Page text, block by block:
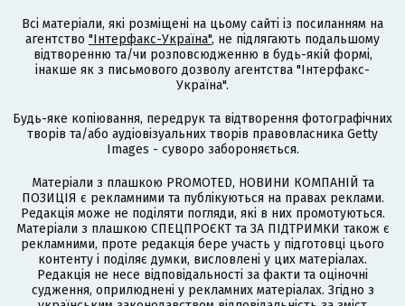
Всі матеріали, які розміщені на цьому сайті із посиланням на
агентство "Інтерфакс-Україна", не підлягають подальшому
відтворенню та/чи розповсюдженню в будь-якій формі,
інакше як з письмового дозволу агентства "Інтерфакс-
Україна".
Будь-яке копіювання, передрук та відтворення фотографічних
творів та/або аудіовізуальних творів правовласника Getty
Images - суворо забороняється.
Матеріали з плашкою PROMOTED, НОВИНИ КОМПАНІЙ та
ПОЗИЦІЯ є рекламними та публікуються на правах реклами.
Редакція може не поділяти погляди, які в них промотуються.
Матеріали з плашкою СПЕЦПРОЄКТ та ЗА ПІДТРИМКИ також є
рекламними, проте редакція бере участь у підготовці цього
контенту і поділяє думки, висловлені у цих матеріалах.
Редакція не несе відповідальності за факти та оціночні
судження, оприлюднені у рекламних матеріалах. Згідно з